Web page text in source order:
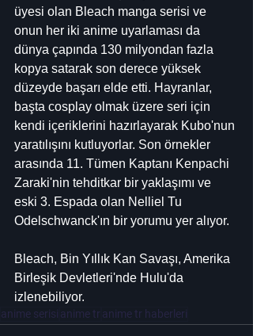
üyesi olan Bleach manga serisi ve
onun her iki anime uyarlaması da
dünya çapında 130 milyondan fazla
kopya satarak son derece yüksek
düzeyde başarı elde etti. Hayranlar,
başta cosplay olmak üzere seri için
kendi içeriklerini hazırlayarak Kubo'nun
yaratılışını kutluyorlar. Son örnekler
arasında 11. Tümen Kaptanı Kenpachi
Zaraki'nin tehditkar bir yaklaşımı ve
eski 3. Espada olan Nelliel Tu
Odelschwanck'ın bir yorumu yer alıyor.
Bleach, Bin Yıllık Kan Savaşı, Amerika
Birleşik Devletleri'nde Hulu'da
izlenebiliyor.
anime serisi anime tr anime tr haberleri